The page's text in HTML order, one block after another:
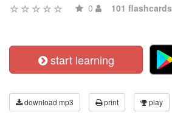
0 101 flashcards
start learning
download mp3 print play